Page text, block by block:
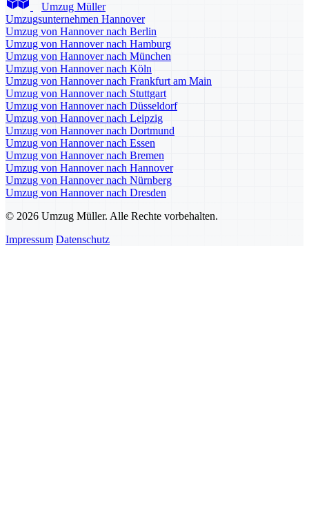
Umzug Müller
Umzugsunternehmen Hannover
Umzug von Hannover nach Berlin
Umzug von Hannover nach Hamburg
Umzug von Hannover nach München
Umzug von Hannover nach Köln
Umzug von Hannover nach Frankfurt am Main
Umzug von Hannover nach Stuttgart
Umzug von Hannover nach Düsseldorf
Umzug von Hannover nach Leipzig
Umzug von Hannover nach Dortmund
Umzug von Hannover nach Essen
Umzug von Hannover nach Bremen
Umzug von Hannover nach Hannover
Umzug von Hannover nach Nürnberg
Umzug von Hannover nach Dresden
© 2026 Umzug Müller. Alle Rechte vorbehalten.
Impressum Datenschutz